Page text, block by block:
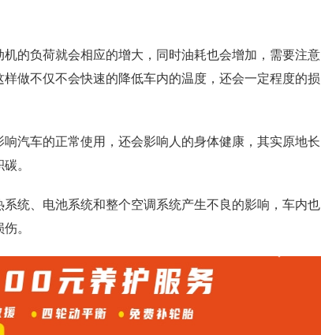
的负荷就会相应的增大，同时油耗也会增加，需要注意
做不仅不会快速的降低车内的温度，还会一定程度的损
汽车的正常使用，还会影响人的身体健康，其实原地长
。
统、电池系统和整个空调系统产生不良的影响，车内也
。